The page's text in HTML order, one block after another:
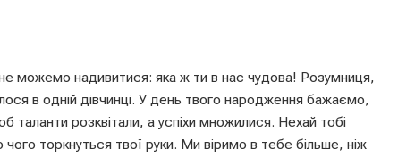
можемо надивитися: яка ж ти в нас чудова! Розумниця,
в одній дівчинці. У день твого народження бажаємо,
таланти розквітали, а успіхи множилися. Нехай тобі
торкнуться твої руки. Ми віримо в тебе більше, ніж